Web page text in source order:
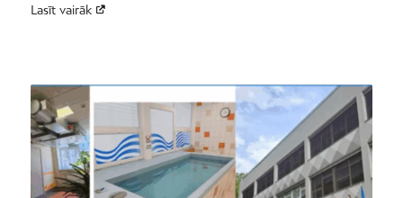
Lasīt vairāk